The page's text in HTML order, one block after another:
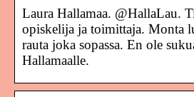
Laura Hallamaa. @HallaLau.
opiskelija ja toimittaja. Monta
rauta joka sopassa. En ole
Hallamaalle.